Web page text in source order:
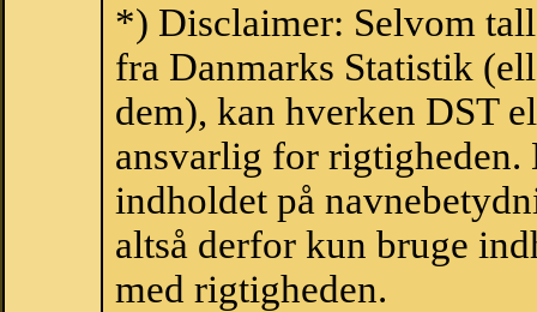
*) Disclaimer: Selvom
fra Danmarks Statistik
dem), kan hverken DST
ansvarlig for
indholdet på
altså derfor kun bruge
med rigtigheden.